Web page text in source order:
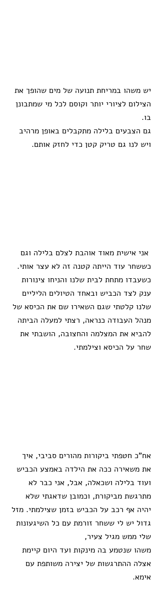
יש משהו במריחת תנועה של מים שהופך את
הצילום לציורי יותר וקוסם לכל מי שמתבונן
בו.
גם הצבעים בלילה מתקבלים באופן מרהיב
ויש לנו גם טריק קטן כדי לחזק אותם.
אני אישית מאוד אוהבת לצלם בלילה וגם
כששחר עוד הייתה קטנה זה לא עצר אותי.
כשעבדו מתחת לבית שלנו והניחו צינורות
ענק לצד הכביש ובאחד הטיולים הליליים
שלנו קלטתי שגם השאירו שם את הכיסא של
מנהל העבודה כנראה, רצתי למעלה הביתה
להביא את המצלמה והחצובה, הושבתי את
שחר על הכיסא וצילמתי.
אח"כ חטפתי ביקורות מהורים סביבי, איך
את משאירה ככה את הילדה באמצע הכביש
ועוד בלילה ושכאלה, אבל, אני כבר לא
מתרגשת מביקורת, וכמובן שדאגתי שלא
יהיה אף רכב על הכביש בזמן שצילמתי. מזל
גדול יש לי ששחר זורמת עם כל השיגעונות
שלי ממש מגיל צעיר,
משהו שנטמע בה מינקות ועד היום קיימת
אצלה ההתרגשות של יצירה משותפת עם
אימא.